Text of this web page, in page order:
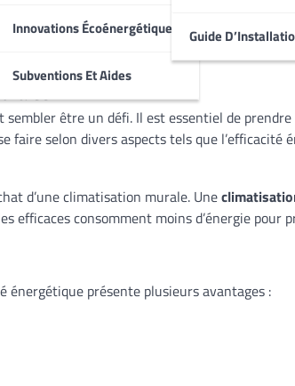
Innovations Écoénergétiques
Subventions Et Aides
Guide
de climatiseurs muraux disponibles. De
l’efficacité énergétique, le niveau de bruit,
être un défi. Il est essentiel de
faire selon divers aspects tels que
d’une climatisation murale. Une
efficaces consomment moins d’énergie
présente plusieurs avantages :